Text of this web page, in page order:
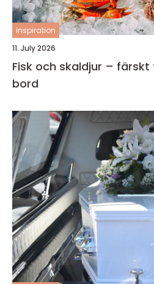
inspiration
11. July 2026
Fisk och skaldjur –
bord